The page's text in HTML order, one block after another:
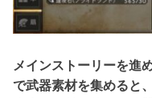
メインストーリーを進
で武器素材を集めると、